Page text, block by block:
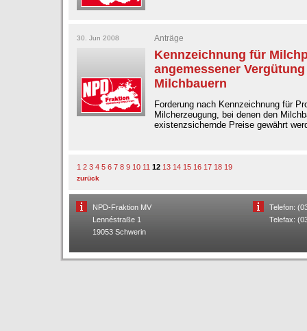
30. Jun 2008 Anträge
Kennzeichnung für
angemessener
Milchbauern
Forderung nach Kennzeichnung für
Milcherzeugung, bei denen den
existenzsichernde Preise gewährt
1 2 3 4 5 6 7 8 9 10 11 12 13 14 15 16 17 18 19
zurück
NPD-Fraktion MV
Lennéstraße 1
19053 Schwerin
Telefon:
Telefax: